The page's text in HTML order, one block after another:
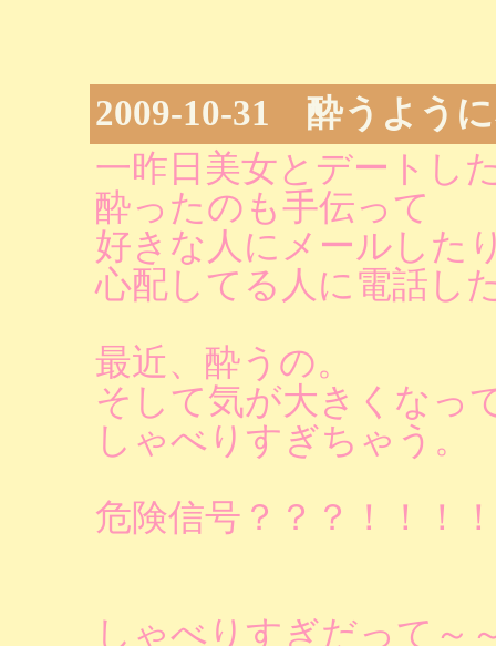
2009-10-31 酔うよう
一昨日美女とデートし
酔ったのも手伝って
好きな人にメールした
心配してる人に電話し
最近、酔うの。
そして気が大きくなっ
しゃべりすぎちゃう。
危険信号？？？！！！！
しゃべりすぎだって～